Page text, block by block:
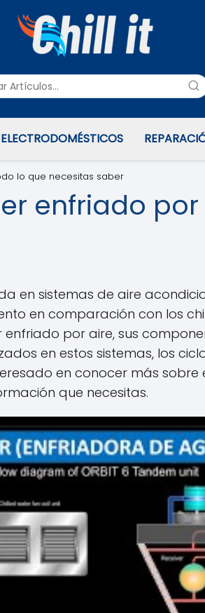
ELECTRODOMÉSTICOS
lo que necesitas saber
enfriado
en sistemas de aire
en comparación con los
por aire, sus
en estos sistemas, los
en conocer más
que necesitas.